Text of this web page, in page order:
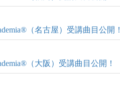
（名古屋）受講曲目公開！
（大阪）受講曲目公開！